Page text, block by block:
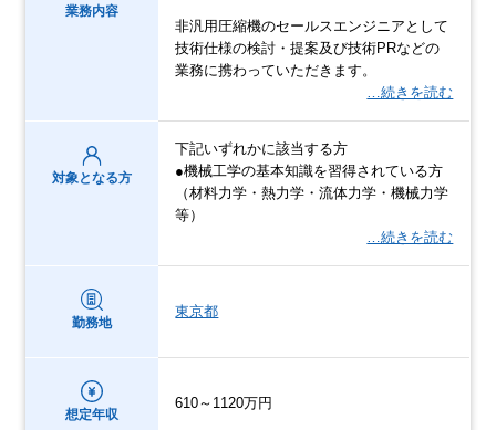
業務内容
非汎用圧縮機のセールスエンジニアとして
技術仕様の検討・提案及び技術PRなどの
業務に携わっていただきます。
…続きを読む
対象となる方
下記いずれかに該当する方
●機械工学の基本知識を習得されている方
（材料力学・熱力学・流体力学・機械力学
等）
…続きを読む
勤務地
東京都
想定年収
610～1120万円